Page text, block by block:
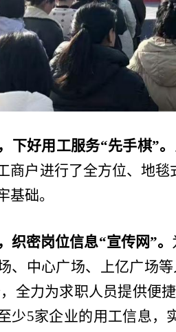
下好用工服务“先手棋”。
商户进行了全方位、地毯
基础。
织密岗位信息“宣传网”。
、中心广场、上亿广场等
全力为求职人员提供便
少5家企业的用工信息，